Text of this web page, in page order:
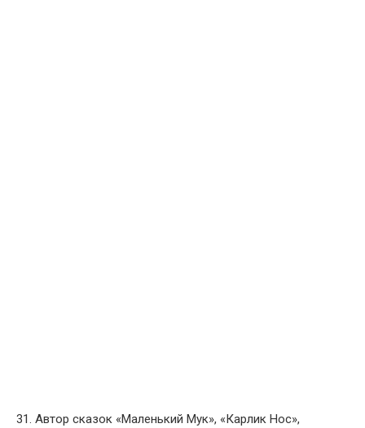
31. Автор сказок «Маленький Мук», «Карлик Нос»,